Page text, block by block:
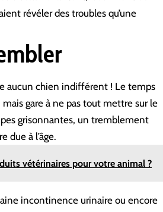
révéler des troubles qu’une
aucun chien indifférent ! Le temps
gare à ne pas tout mettre sur le
grisonnantes, un tremblement
due à l’âge.
vétérinaires pour votre animal ?
incontinence urinaire ou encore